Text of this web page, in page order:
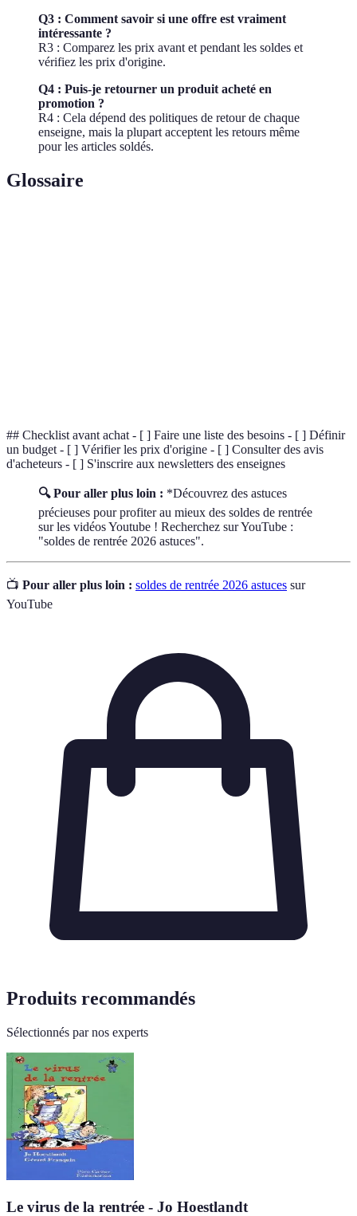
Q3 : Comment savoir si une offre est vraiment
intéressante ?
R3 : Comparez les prix avant et pendant les soldes et
vérifiez les prix d'origine.
Q4 : Puis-je retourner un produit acheté en
promotion ?
R4 : Cela dépend des politiques de retour de chaque
enseigne, mais la plupart acceptent les retours même
pour les articles soldés.
Glossaire
## Checklist avant achat - [ ] Faire une liste des besoins - [ ] Définir
un budget - [ ] Vérifier les prix d'origine - [ ] Consulter des avis
d'acheteurs - [ ] S'inscrire aux newsletters des enseignes
🔍 Pour aller plus loin : *Découvrez des astuces
précieuses pour profiter au mieux des soldes de rentrée
sur les vidéos Youtube ! Recherchez sur YouTube :
"soldes de rentrée 2026 astuces".
📺 Pour aller plus loin : soldes de rentrée 2026 astuces sur
YouTube
Produits recommandés
Sélectionnés par nos experts
Le virus de la rentrée - Jo Hoestlandt